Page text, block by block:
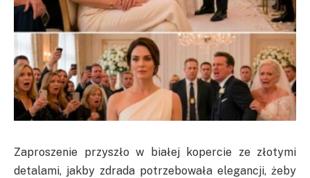
Zaproszenie przyszło w białej kopercie ze złotymi
detalami, jakby zdrada potrzebowała elegancji, żeby